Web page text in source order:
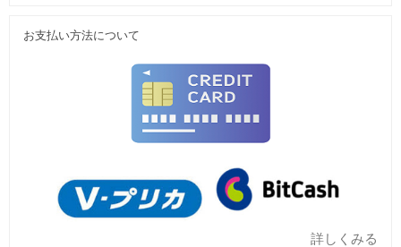
お支払い方法について
詳しくみる